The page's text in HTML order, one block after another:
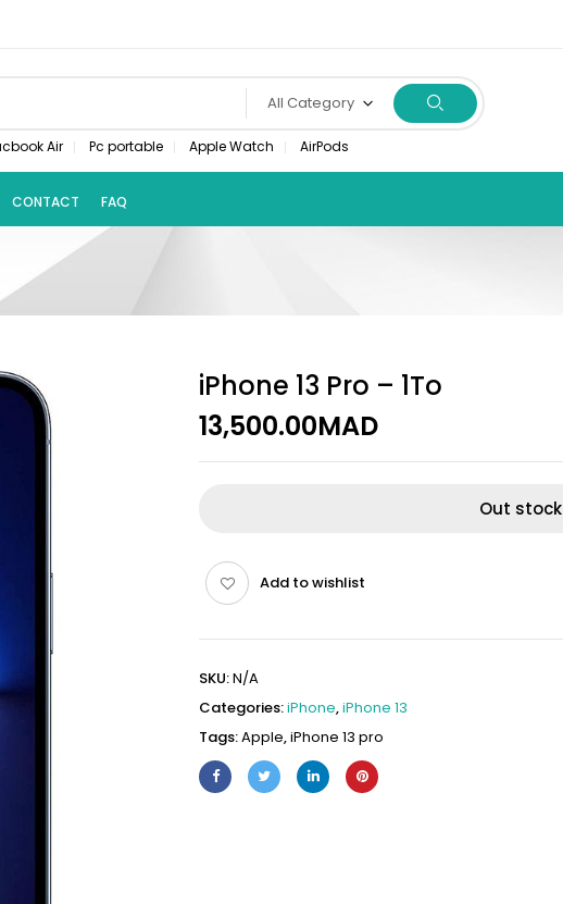
All Category
Air Pc portable Apple Watch AirPods
CONTACT FAQ
iPhone 13 Pro – 1To
13,500.00MAD
Out stock
Add to wishlist
SKU:N/A
Categories:iPhone,iPhone 13
Tags:Apple,iPhone 13 pro